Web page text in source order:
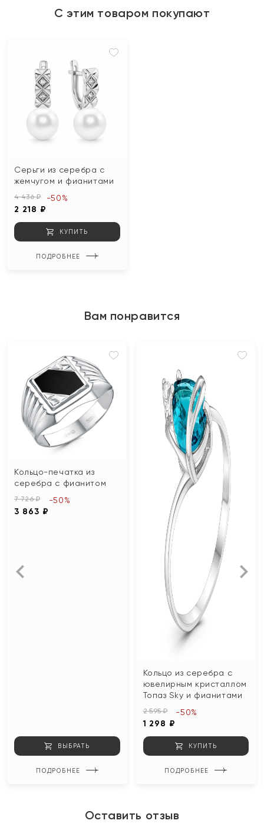
С этим товаром покупают
Серьги из серебра с
жемчугом и фианитами
4 436 ₽
2 218 ₽
-50%
КУПИТЬ
ПОДРОБНЕЕ
Вам понравится
Кольцо-печатка из
серебра с фианитом
7 726 ₽
3 863 ₽
-50%
ВЫБРАТЬ
ПОДРОБНЕЕ
Кольцо из серебра с
ювелирным кристаллом
Топаз Sky и фианитами
2 595 ₽
1 298 ₽
-50%
КУПИТЬ
ПОДРОБНЕЕ
Оставить отзыв